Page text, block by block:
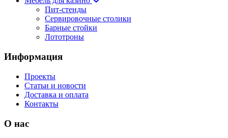
Пит-стенды
Сервировочные столики
Барные стойки
Лототроны
Информация
Проекты
Статьи и новости
Доставка и оплата
Контакты
О нас